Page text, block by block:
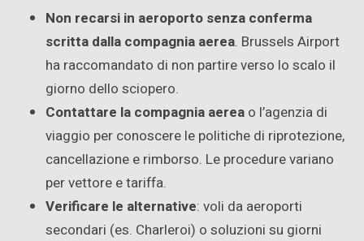
Non recarsi in aeroporto senza conferma
scritta dalla compagnia aerea. Brussels Airport
ha raccomandato di non partire verso lo scalo il
giorno dello sciopero.
Contattare la compagnia aerea o l’agenzia di
viaggio per conoscere le politiche di riprotezione,
cancellazione e rimborso. Le procedure variano
per vettore e tariffa.
Verificare le alternative: voli da aeroporti
secondari (es. Charleroi) o soluzioni su giorni